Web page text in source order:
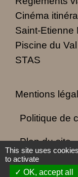
Cinéma
Saint-Etienne
Piscine du
STAS
Mentions
Politique de
Plan du site -
This site uses
to activate
OK, accept all